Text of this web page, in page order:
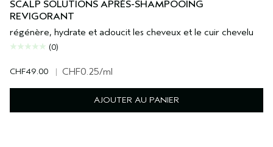
SCALP SOLUTIONS APRÈS-SHAMPOOING
REVIGORANT
régénère, hydrate et adoucit les cheveux et le cuir chevelu
(0)
CHF49.00 | CHF0.25/ml
AJOUTER AU PANIER